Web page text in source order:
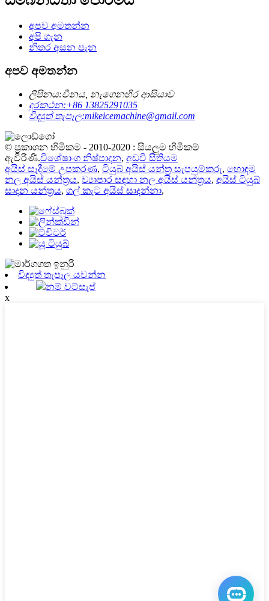
අපව අමතන්න
අපි ගැන
නිතර අසන පැන
අපව අමතන්න
ලිපිනය:චීනය, නැගෙනහිර ආසියාව
දුරකථන:+86 13825291035
විද්‍යුත් තැපෑල:mikeicemachine@gmail.com
© ප්‍රකාශන හිමිකම - 2010-2020 : සියලුම හිමිකම්
ඇවිරිණි.විශේෂාංග නිෂ්පාදන, අඩවි සිතියම
අයිස් සෑදීමේ උපකරණ, ටියුබ් අයිස් යන්ත්‍ර සැපයුම්කරු, හොඳම
නල අයිස් යන්ත්‍රය, ව්‍යාපාර සඳහා නල අයිස් යන්ත්‍රය, අයිස් ටියුබ්
සාදන යන්ත්‍රය, ගල් කැට අයිස් සාදන්නා,
විද්‍යුත් තැපෑල යවන්න
නම් වට්සැප්
x